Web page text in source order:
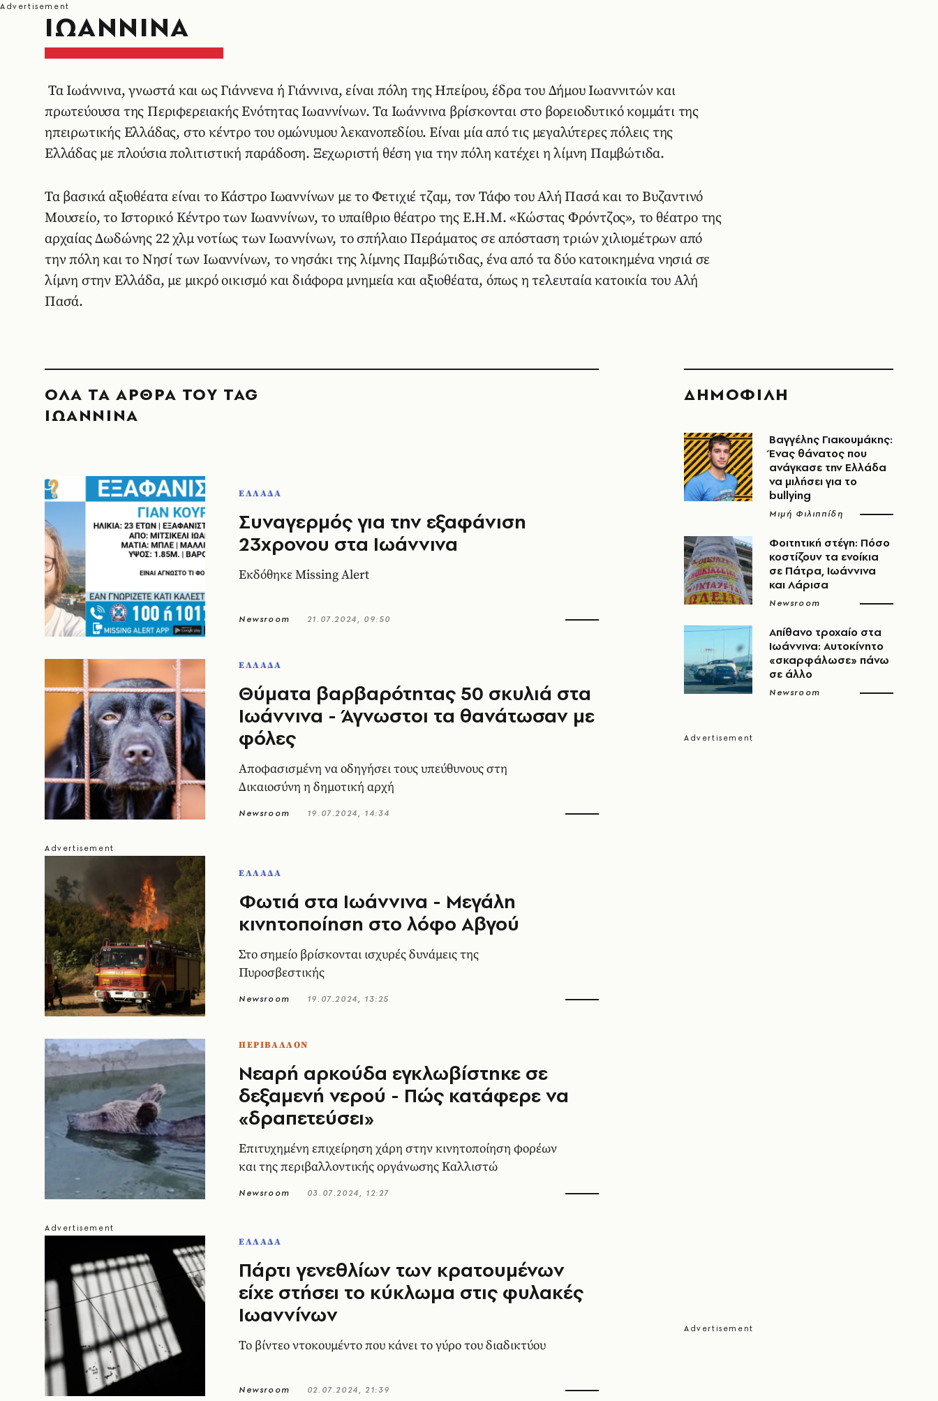
ΙΩΑΝΝΙΝΑ
Τα Ιωάννινα, γνωστά και ως Γιάννενα ή Γιάννινα, είναι πόλη της Ηπείρου, έδρα του Δήμου Ιωαννιτών και
πρωτεύουσα της Περιφερειακής Ενότητας Ιωαννίνων. Τα Ιωάννινα βρίσκονται στο βορειοδυτικό κομμάτι της
ηπειρωτικής Ελλάδας, στο κέντρο του ομώνυμου λεκανοπεδίου. Είναι μία από τις μεγαλύτερες πόλεις της
Ελλάδας με πλούσια πολιτιστική παράδοση. Ξεχωριστή θέση για την πόλη κατέχει η λίμνη Παμβώτιδα.
Τα βασικά αξιοθέατα είναι το Κάστρο Ιωαννίνων με το Φετιχιέ τζαμ, τον Τάφο του Αλή Πασά και το Βυζαντινό
Μουσείο, το Ιστορικό Κέντρο των Ιωαννίνων, το υπαίθριο θέατρο της Ε.Η.Μ. «Κώστας Φρόντζος», το θέατρο της
αρχαίας Δωδώνης 22 χλμ νοτίως των Ιωαννίνων, το σπήλαιο Περάματος σε απόσταση τριών χιλιομέτρων από
την πόλη και το Νησί των Ιωαννίνων, το νησάκι της λίμνης Παμβώτιδας, ένα από τα δύο κατοικημένα νησιά σε
λίμνη στην Ελλάδα, με μικρό οικισμό και διάφορα μνημεία και αξιοθέατα, όπως η τελευταία κατοικία του Αλή
Πασά.
ΟΛΑ ΤΑ ΑΡΘΡΑ ΤΟΥ TAG
ΙΩΑΝΝΙΝΑ
ΕΛΛΑΔΑ
Συναγερμός για την εξαφάνιση
23χρονου στα Ιωάννινα
Εκδόθηκε Missing Alert
Newsroom 21.07.2024, 09:50
ΕΛΛΑΔΑ
Θύματα βαρβαρότητας 50 σκυλιά στα
Ιωάννινα - Άγνωστοι τα θανάτωσαν με
φόλες
Αποφασισμένη να οδηγήσει τους υπεύθυνους στη
Δικαιοσύνη η δημοτική αρχή
Newsroom 19.07.2024, 14:34
ΕΛΛΑΔΑ
Φωτιά στα Ιωάννινα - Μεγάλη
κινητοποίηση στο λόφο Αβγού
Στο σημείο βρίσκονται ισχυρές δυνάμεις της
Πυροσβεστικής
Newsroom 19.07.2024, 13:25
ΠΕΡΙΒΑΛΛΟΝ
Νεαρή αρκούδα εγκλωβίστηκε σε
δεξαμενή νερού - Πώς κατάφερε να
«δραπετεύσει»
Επιτυχημένη επιχείρηση χάρη στην κινητοποίηση φορέων
και της περιβαλλοντικής οργάνωσης Καλλιστώ
Newsroom 03.07.2024, 12:27
ΕΛΛΑΔΑ
Πάρτι γενεθλίων των κρατουμένων
είχε στήσει το κύκλωμα στις φυλακές
Ιωαννίνων
Το βίντεο ντοκουμέντο που κάνει το γύρο του διαδικτύου
Newsroom 02.07.2024, 21:39
ΔΗΜΟΦΙΛΗ
Βαγγέλης Γιακουμάκης:
Ένας θάνατος που
ανάγκασε την Ελλάδα
να μιλήσει για το
bullying
Μιμή Φιλιππίδη
Φοιτητική στέγη: Πόσο
κοστίζουν τα ενοίκια
σε Πάτρα, Ιωάννινα
και Λάρισα
Newsroom
Απίθανο τροχαίο στα
Ιωάννινα: Αυτοκίνητο
«σκαρφάλωσε» πάνω
σε άλλο
Newsroom